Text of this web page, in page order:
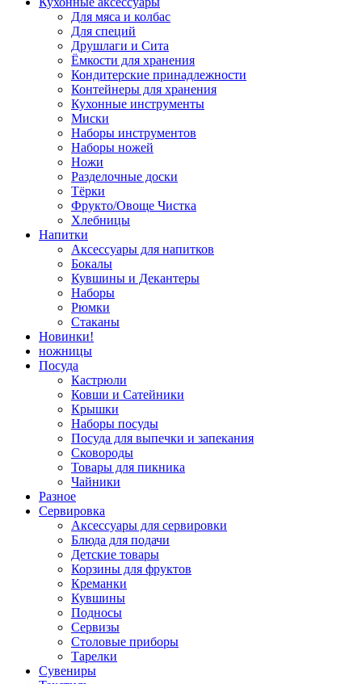
Для мяса и колбас
Для специй
Друшлаги и Сита
Ёмкости для хранения
Кондитерские принадлежности
Контейнеры для хранения
Кухонные инструменты
Миски
Наборы инструментов
Наборы ножей
Ножи
Разделочные доски
Тёрки
Фрукто/Овоще Чистка
Хлебницы
Напитки
Аксессуары для напитков
Бокалы
Кувшины и Декантеры
Наборы
Рюмки
Стаканы
Новинки!
ножницы
Посуда
Кастрюли
Ковши и Сатейники
Крышки
Наборы посуды
Посуда для выпечки и запекания
Сковороды
Товары для пикника
Чайники
Разное
Сервировка
Аксессуары для сервировки
Блюда для подачи
Детские товары
Корзины для фруктов
Креманки
Кувшины
Подносы
Сервизы
Столовые приборы
Тарелки
Сувениры